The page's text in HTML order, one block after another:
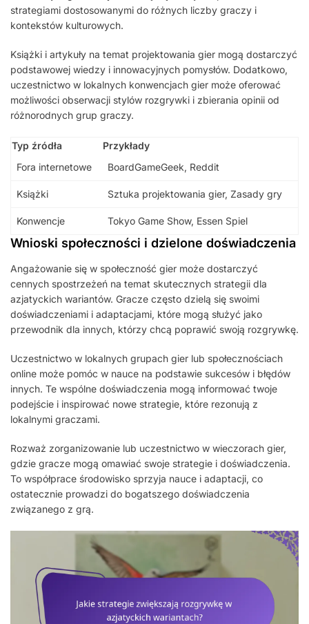
strategiami dostosowanymi do różnych liczby graczy i
kontekstów kulturowych.
Książki i artykuły na temat projektowania gier mogą dostarczyć
podstawowej wiedzy i innowacyjnych pomysłów. Dodatkowo,
uczestnictwo w lokalnych konwencjach gier może oferować
możliwości obserwacji stylów rozgrywki i zbierania opinii od
różnorodnych grup graczy.
Typ źródła
Przykłady
Fora internetowe
BoardGameGeek, Reddit
Książki Sztuka projektowania gier, Zasady gry
Konwencje Tokyo Game Show, Essen Spiel
Wnioski społeczności i dzielone doświadczenia
Angażowanie się w społeczność gier może dostarczyć
cennych spostrzeżeń na temat skutecznych strategii dla
azjatyckich wariantów. Gracze często dzielą się swoimi
doświadczeniami i adaptacjami, które mogą służyć jako
przewodnik dla innych, którzy chcą poprawić swoją rozgrywkę.
Uczestnictwo w lokalnych grupach gier lub społecznościach
online może pomóc w nauce na podstawie sukcesów i błędów
innych. Te wspólne doświadczenia mogą informować twoje
podejście i inspirować nowe strategie, które rezonują z
lokalnymi graczami.
Rozważ zorganizowanie lub uczestnictwo w wieczorach gier,
gdzie gracze mogą omawiać swoje strategie i doświadczenia.
To współprace środowisko sprzyja nauce i adaptacji, co
ostatecznie prowadzi do bogatszego doświadczenia
związanego z grą.